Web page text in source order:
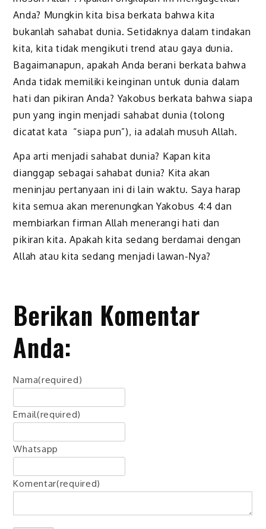
Anda? Mungkin kita bisa berkata bahwa kita
bukanlah sahabat dunia. Setidaknya dalam tindakan
kita, kita tidak mengikuti trend atau gaya dunia.
Bagaimanapun, apakah Anda berani berkata bahwa
Anda tidak memiliki keinginan untuk dunia dalam
hati dan pikiran Anda? Yakobus berkata bahwa siapa
pun yang ingin menjadi sahabat dunia (tolong
dicatat kata “siapa pun”), ia adalah musuh Allah.
Apa arti menjadi sahabat dunia? Kapan kita
dianggap sebagai sahabat dunia? Kita akan
meninjau pertanyaan ini di lain waktu. Saya harap
kita semua akan merenungkan Yakobus 4:4 dan
membiarkan firman Allah menerangi hati dan
pikiran kita. Apakah kita sedang berdamai dengan
Allah atau kita sedang menjadi lawan-Nya?
Berikan Komentar
Anda:
Nama(required)
Email(required)
Whatsapp
Komentar(required)